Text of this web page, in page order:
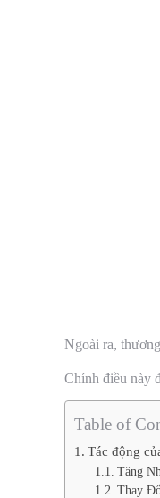
Ngoài ra,
Chính điều này
Table of
Tác động
Tăng
Thay